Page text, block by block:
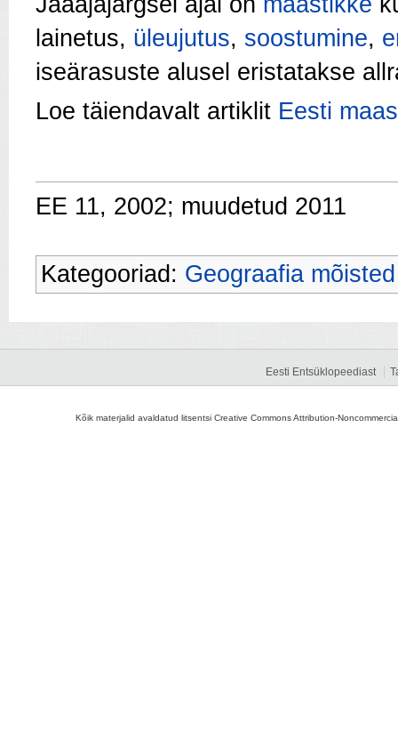
lainetus, üleujutus, soostumine,
iseärasuste alusel eristatakse
Loe täiendavalt artiklit Eesti
EE 11, 2002; muudetud 2011
Kategooriad: Geograafia mõisted
Eesti Entsüklopeediast
Kõik materjalid avaldatud litsentsi Creative Commons Attribution-